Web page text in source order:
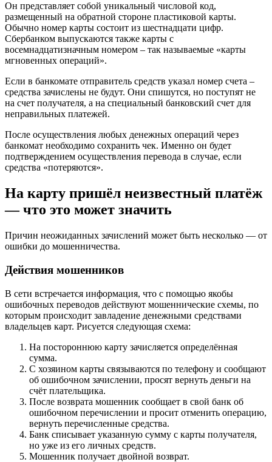
Он представляет собой уникальный числовой код,
размещенный на обратной стороне пластиковой карты.
Обычно номер карты состоит из шестнадцати цифр.
Сбербанком выпускаются также карты с
восемнадцатизначным номером – так называемые «карты
мгновенных операций».
Если в банкомате отправитель средств указал номер счета –
средства зачислены не будут. Они спишутся, но поступят не
на счет получателя, а на специальный банковский счет для
неправильных платежей.
После осуществления любых денежных операций через
банкомат необходимо сохранить чек. Именно он будет
подтверждением осуществления перевода в случае, если
средства «потеряются».
На карту пришёл неизвестный платёж
— что это может значить
Причин неожиданных зачислений может быть несколько — от
ошибки до мошенничества.
Действия мошенников
В сети встречается информация, что с помощью якобы
ошибочных переводов действуют мошеннические схемы, по
которым происходит завладение денежными средствами
владельцев карт. Рисуется следующая схема:
На постороннюю карту зачисляется определённая
сумма.
С хозяином карты связываются по телефону и сообщают
об ошибочном зачислении, просят вернуть деньги на
счёт плательщика.
После возврата мошенник сообщает в свой банк об
ошибочном перечислении и просит отменить операцию,
вернуть перечисленные средства.
Банк списывает указанную сумму с карты получателя,
но уже из его личных средств.
Мошенник получает двойной возврат.